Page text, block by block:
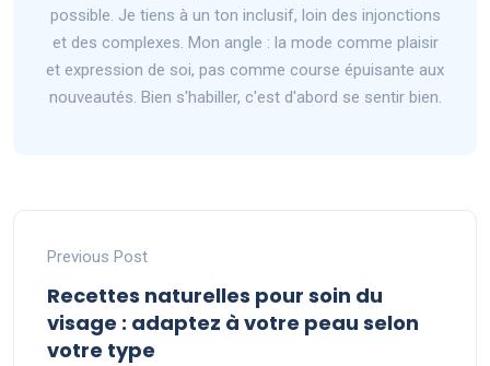
possible. Je tiens à un ton inclusif, loin des injonctions
et des complexes. Mon angle : la mode comme plaisir
et expression de soi, pas comme course épuisante aux
nouveautés. Bien s'habiller, c'est d'abord se sentir bien.
Previous Post
Recettes naturelles pour soin du
visage : adaptez à votre peau selon
votre type